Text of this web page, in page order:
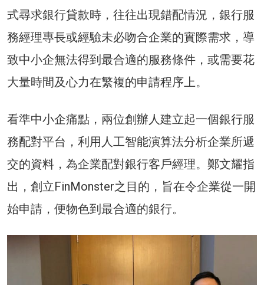
式尋求銀行貸款時，往往出現錯配情況，銀行服
務經理專長或經驗未必吻合企業的實際需求，導
致中小企無法得到最合適的服務條件，或需要花
大量時間及心力在繁複的申請程序上。
看準中小企痛點，兩位創辦人建立起一個銀行服
務配對平台，利用人工智能演算法分析企業所遞
交的資料，為企業配對銀行客戶經理。鄭文耀指
出，創立FinMonster之目的，旨在令企業從一開
始申請，便物色到最合適的銀行。